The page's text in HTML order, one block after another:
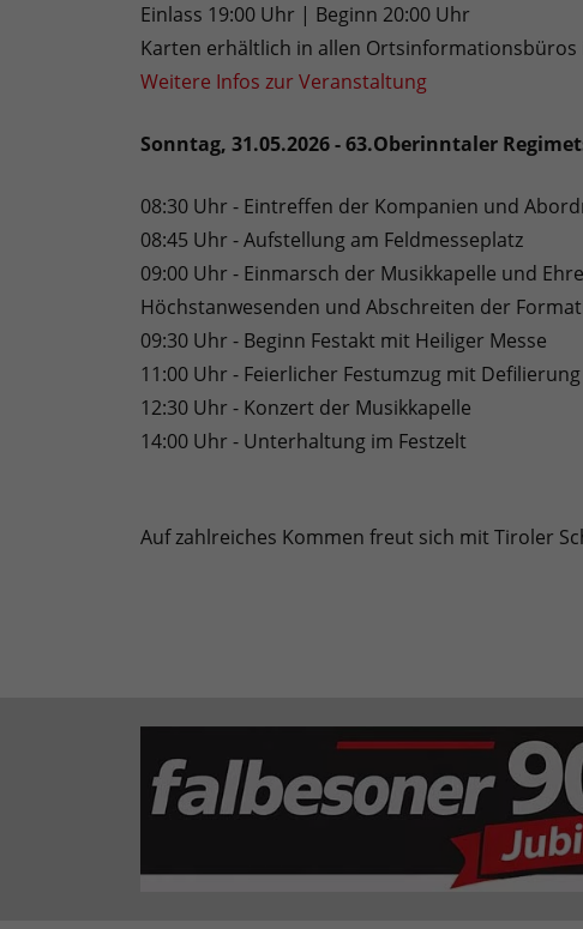
Einlass 19:00 Uhr | Beginn 20:00 Uhr
Karten erhältlich in allen Ortsinformationsbüros
Weitere Infos zur Veranstaltung
Sonntag, 31.05.2026 - 63.Oberinntaler
08:30 Uhr - Eintreffen der Kompanien und
08:45 Uhr - Aufstellung am Feldmesseplatz
09:00 Uhr - Einmarsch der Musikkapelle und
Höchstanwesenden und Abschreiten der
09:30 Uhr - Beginn Festakt mit Heiliger Messe
11:00 Uhr - Feierlicher Festumzug mit Defilierung
12:30 Uhr - Konzert der Musikkapelle
14:00 Uhr - Unterhaltung im Festzelt
Auf zahlreiches Kommen freut sich mit Tiroler